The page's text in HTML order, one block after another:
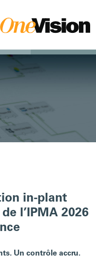
in-plant
l’IPMA 2026
Un contrôle accru.